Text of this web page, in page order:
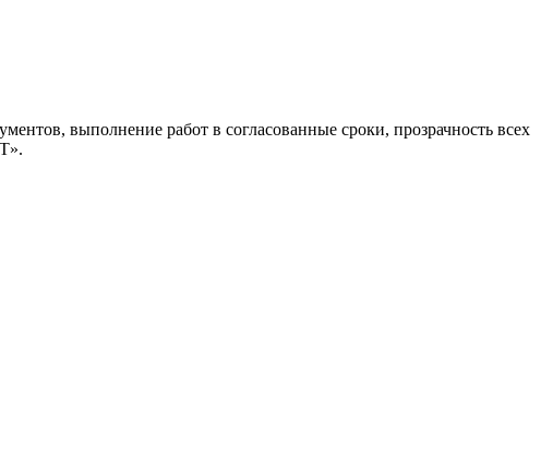
выполнение работ в согласованные сроки, прозрачность всех